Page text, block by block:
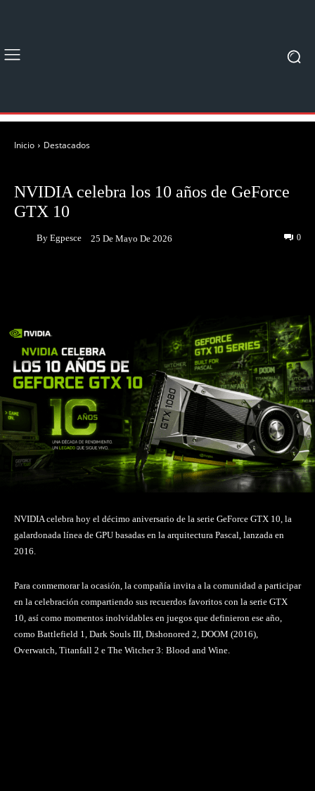
Inicio Destacados
NVIDIA celebra los 10 años de GeForce
GTX 10
By Egpesce 25 De Mayo De 2026 0
NVIDIA celebra hoy el décimo aniversario de la serie GeForce GTX 10, la
galardonada línea de GPU basadas en la arquitectura Pascal, lanzada en
2016.
Para conmemorar la ocasión, la compañía invita a la comunidad a participar
en la celebración compartiendo sus recuerdos favoritos con la serie GTX
10, así como momentos inolvidables en juegos que definieron ese año,
como Battlefield 1, Dark Souls III, Dishonored 2, DOOM (2016),
Overwatch, Titanfall 2 e The Witcher 3: Blood and Wine.